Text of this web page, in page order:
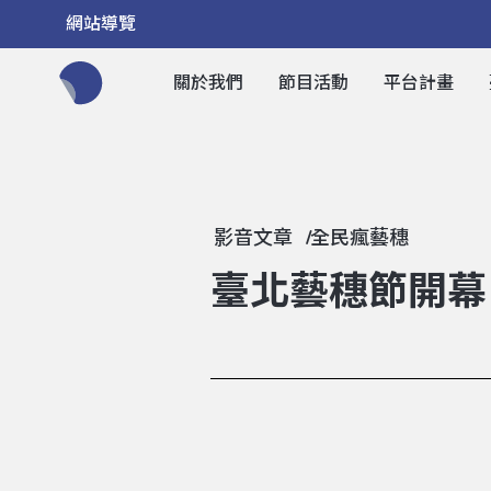
網站導覽
關於我們 節目活動 平台計畫
影音文章 全民瘋藝穗
臺北藝穗節開